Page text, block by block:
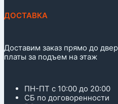
ДОСТАВКА
Доставим заказ прямо до
платы за подъем на этаж
ПН-ПТ с 10:00 до 20:00
СБ по договоренности